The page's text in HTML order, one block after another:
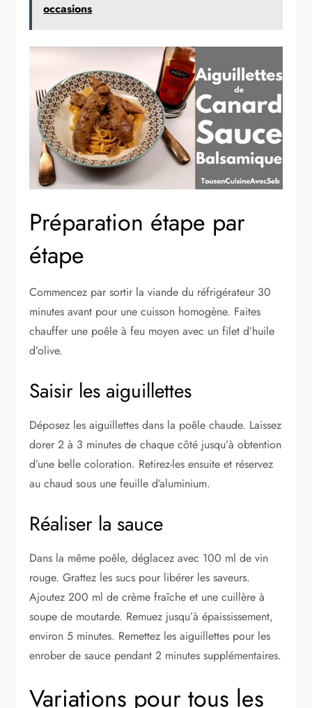
occasions
Préparation étape par
étape
Commencez par sortir la viande du réfrigérateur 30
minutes avant pour une cuisson homogène. Faites
chauffer une poêle à feu moyen avec un filet d’huile
d’olive.
Saisir les aiguillettes
Déposez les aiguillettes dans la poêle chaude. Laissez
dorer 2 à 3 minutes de chaque côté jusqu’à obtention
d’une belle coloration. Retirez-les ensuite et réservez
au chaud sous une feuille d’aluminium.
Réaliser la sauce
Dans la même poêle, déglacez avec 100 ml de vin
rouge. Grattez les sucs pour libérer les saveurs.
Ajoutez 200 ml de crème fraîche et une cuillère à
soupe de moutarde. Remuez jusqu’à épaississement,
environ 5 minutes. Remettez les aiguillettes pour les
enrober de sauce pendant 2 minutes supplémentaires.
Variations pour tous les